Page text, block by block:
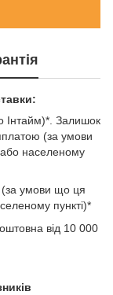
Інтайм)*. Залишок
(за умови
населеному
умови що ця
пункті)*
від 10 000